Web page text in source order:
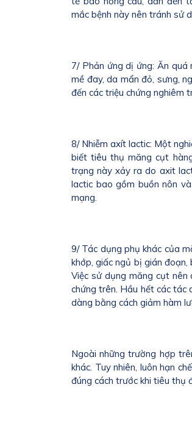
mắc bệnh này nên tránh sử
7/ Phản ứng dị ứng: Ăn
mề đay, da mẩn đỏ, sưng,
đến các triệu chứng nghiêm
8/ Nhiễm axít lactic: Một
biết tiêu thụ măng cụt
trạng này xảy ra do axit
lactic bao gồm buồn nôn
mạng.
9/ Tác dụng phụ khác của
khớp, giấc ngủ bị gián
Việc sử dụng măng cụt
chứng trên. Hầu hết các tác
dàng bằng cách giảm hàm
Ngoài những trường hợp
khác. Tuy nhiên, luôn hạn
đúng cách trước khi tiêu thụ